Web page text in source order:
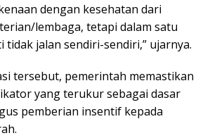
dengan kesehatan dari
lembaga, tetapi dalam satu
jalan sendiri-sendiri,” ujarnya.
tersebut, pemerintah memastikan
yang terukur sebagai dasar
pemberian insentif kepada